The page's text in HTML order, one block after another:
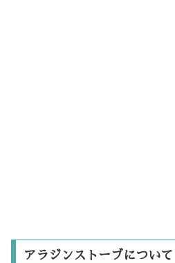
アラジンストーブについて